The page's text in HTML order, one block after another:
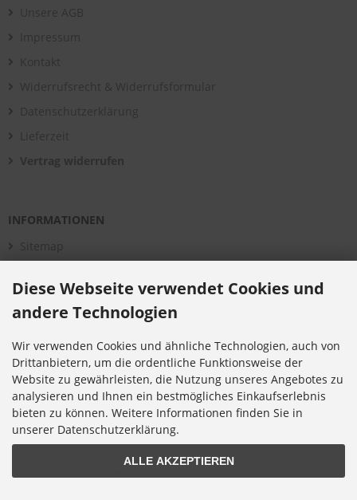
Unsere AGB
Impressum
Kontakt
Widerrufsrecht & Widerrufsformular
Datenschutzerklärung
Lieferzeit
Vertrag widerrufen
INFORMATIONEN
Sitemap
Aktuelles
Über uns
Bildergalerie
Kataloge
Infomaterial
Cookie Einstellungen
Diese Webseite verwendet Cookies und
andere Technologien
Wir verwenden Cookies und ähnliche Technologien, auch von
Drittanbietern, um die ordentliche Funktionsweise der
Website zu gewährleisten, die Nutzung unseres Angebotes zu
analysieren und Ihnen ein bestmögliches Einkaufserlebnis
bieten zu können. Weitere Informationen finden Sie in
unserer Datenschutzerklärung.
ALLE AKZEPTIEREN